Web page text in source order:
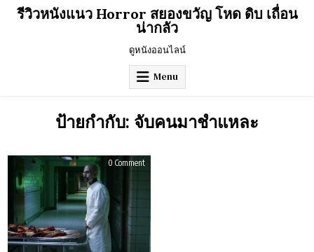
Skipรีวิวหนังแนว Horror สยองขวัญ โหด ดิบ เถื่อน
น่ากลัว
ดูหนังออนไลน์
Menu
ป้ายกำกับ: จับคนมาชำแหละ
0 Commenton